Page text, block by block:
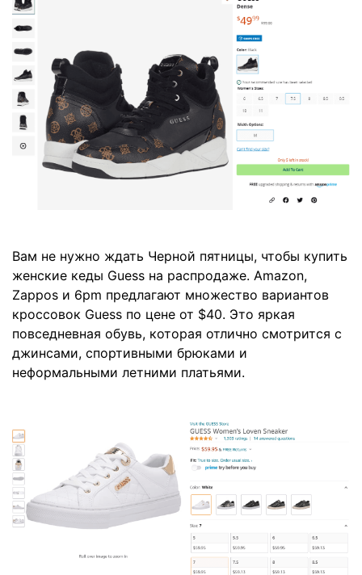
Вам не нужно ждать Черной пятницы, чтобы купить
женские кеды Guess на распродаже. Amazon,
Zappos и 6pm предлагают множество вариантов
кроссовок Guess по цене от $40. Это яркая
повседневная обувь, которая отлично смотрится с
джинсами, спортивными брюками и
неформальными летними платьями.